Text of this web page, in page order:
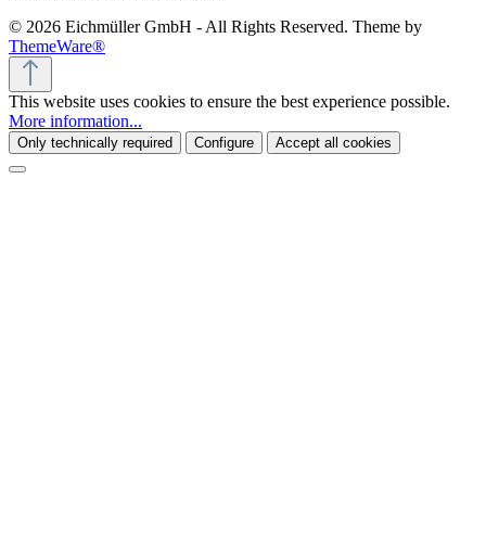
© 2026 Eichmüller GmbH - All Rights Reserved. Theme by
ThemeWare®
This website uses cookies to ensure the best experience possible.
More information...
Only technically required Configure Accept all cookies